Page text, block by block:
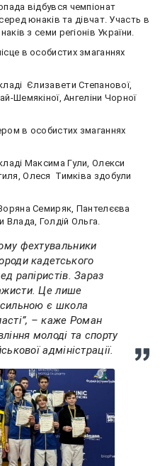
відбувся чемпіонат
юнаків та дівчат. Участь в
з семи регіонів України.
в особистих змаганнях
Єлизавети Степанової,
Шемякіної, Ангеліни Чорної
в особистих змаганнях
Максима Гули, Олекси
Олеся Тимківа здобули
Семиряк, Пантелєєва
Влада, Голдій Ольга.
фехтувальники
кадетського
рапіристів. Зараз
Це лише
є школа
– каже Роман
молоді та спорту
адміністрації.